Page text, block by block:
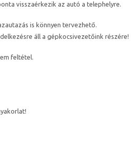
visszaérkezik az autó a telephelyre.
is könnyen tervezhető.
áll a gépkocsivezetőink részére!
feltétel.